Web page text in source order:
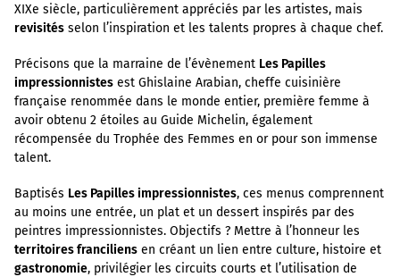
XIXe siècle, particulièrement appréciés par les artistes, mais
revisités selon l’inspiration et les talents propres à chaque chef.
Précisons que la marraine de l’évènement Les Papilles
impressionnistes est Ghislaine Arabian, cheffe cuisinière
française renommée dans le monde entier, première femme à
avoir obtenu 2 étoiles au Guide Michelin, également
récompensée du Trophée des Femmes en or pour son immense
talent.
Baptisés Les Papilles impressionnistes, ces menus comprennent
au moins une entrée, un plat et un dessert inspirés par des
peintres impressionnistes. Objectifs ? Mettre à l’honneur les
territoires franciliens en créant un lien entre culture, histoire et
gastronomie, privilégier les circuits courts et l’utilisation de